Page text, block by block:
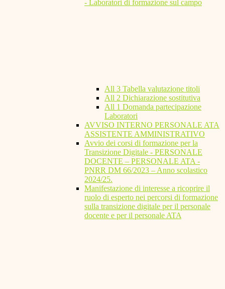
- Laboratori di formazione sul campo
All 3 Tabella valutazione titoli
All 2 Dichiarazione sostitutiva
All 1 Domanda partecipazione
Laboratori
AVVISO INTERNO PERSONALE ATA
ASSISTENTE AMMINISTRATIVO
Avvio dei corsi di formazione per la
Transizione Digitale - PERSONALE
DOCENTE – PERSONALE ATA -
PNRR DM 66/2023 – Anno scolastico
2024/25.
Manifestazione di interesse a ricoprire il
ruolo di esperto nei percorsi di formazione
sulla transizione digitale per il personale
docente e per il personale ATA